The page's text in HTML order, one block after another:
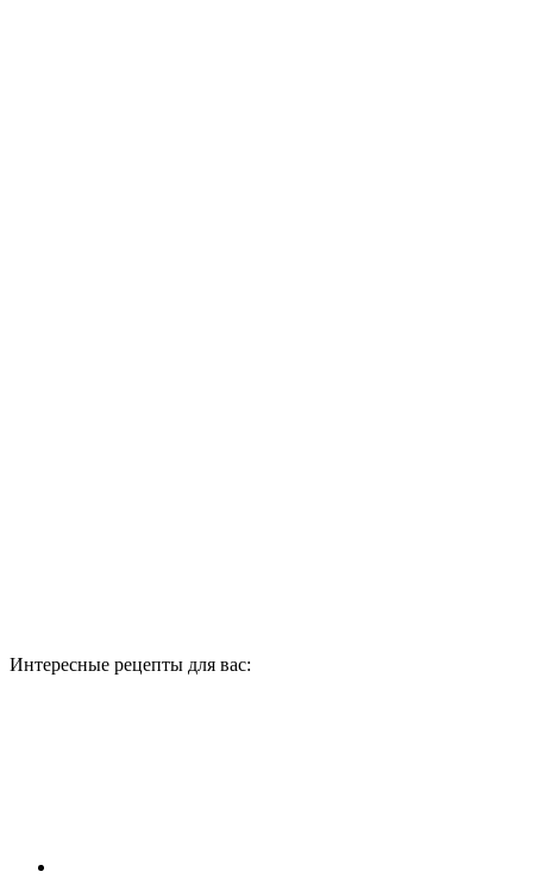
Интересные рецепты для вас: